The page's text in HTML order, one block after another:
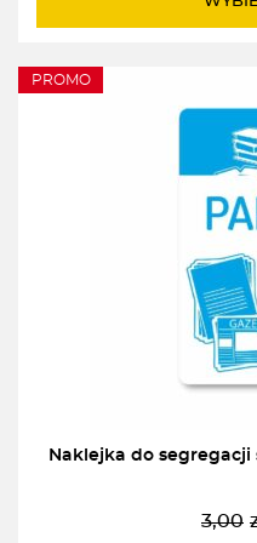
PROMO
Naklejka do segregacji
3,00